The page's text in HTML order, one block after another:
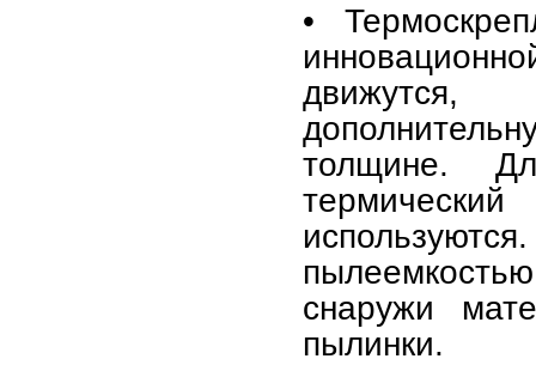
•
движутся,
толщине.
снаружи
пылинки.